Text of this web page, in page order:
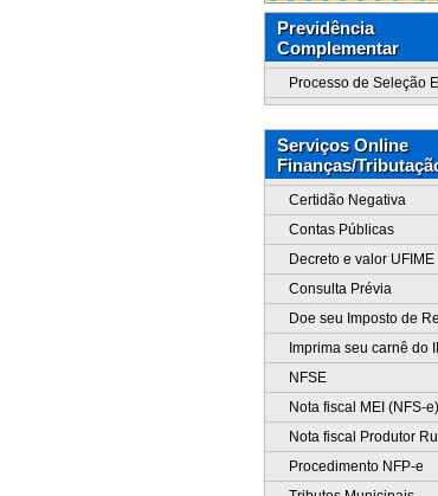
Previdência
Complementar
Processo de Seleção
Serviços Online
Finanças/
Certidão Negativa
Contas Públicas
Decreto e valor UFIME
Consulta Prévia
Doe seu Imposto de
Imprima seu carnê do
NFSE
Nota fiscal MEI (NFS-e)
Nota fiscal Produtor
Procedimento NFP-e